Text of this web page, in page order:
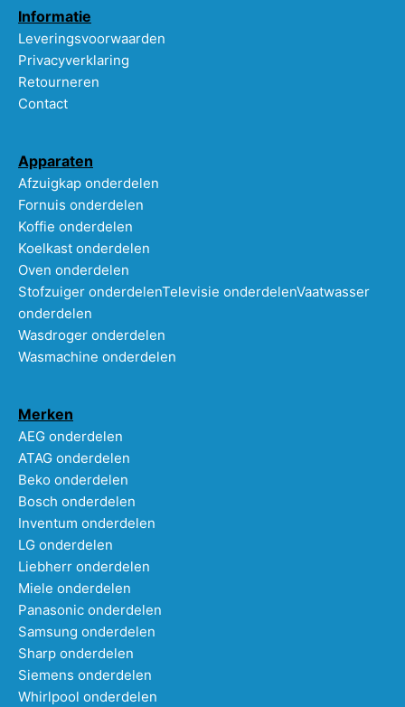
Informatie
Leveringsvoorwaarden
Privacyverklaring
Retourneren
Contact
Apparaten
Afzuigkap onderdelen
Fornuis onderdelen
Koffie onderdelen
Koelkast onderdelen
Oven onderdelen
Stofzuiger onderdelenTelevisie onderdelenVaatwasser
onderdelen
Wasdroger onderdelen
Wasmachine onderdelen
Merken
AEG onderdelen
ATAG onderdelen
Beko onderdelen
Bosch onderdelen
Inventum onderdelen
LG onderdelen
Liebherr onderdelen
Miele onderdelen
Panasonic onderdelen
Samsung onderdelen
Sharp onderdelen
Siemens onderdelen
Whirlpool onderdelen